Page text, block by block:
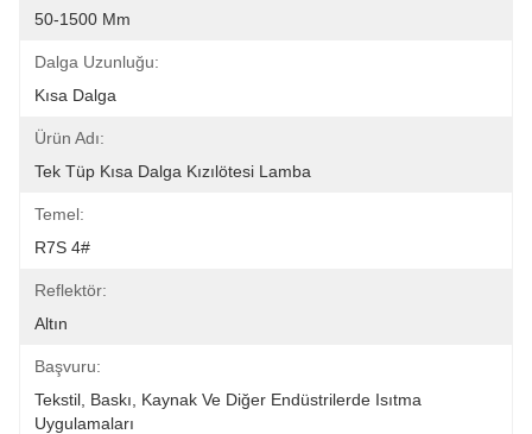
50-1500 Mm
Dalga Uzunluğu:
Kısa Dalga
Ürün Adı:
Tek Tüp Kısa Dalga Kızılötesi Lamba
Temel:
R7S 4#
Reflektör:
Altın
Başvuru:
Tekstil, Baskı, Kaynak Ve Diğer Endüstrilerde Isıtma
Uygulamaları